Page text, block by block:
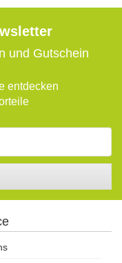
und Gutschein
entdecken